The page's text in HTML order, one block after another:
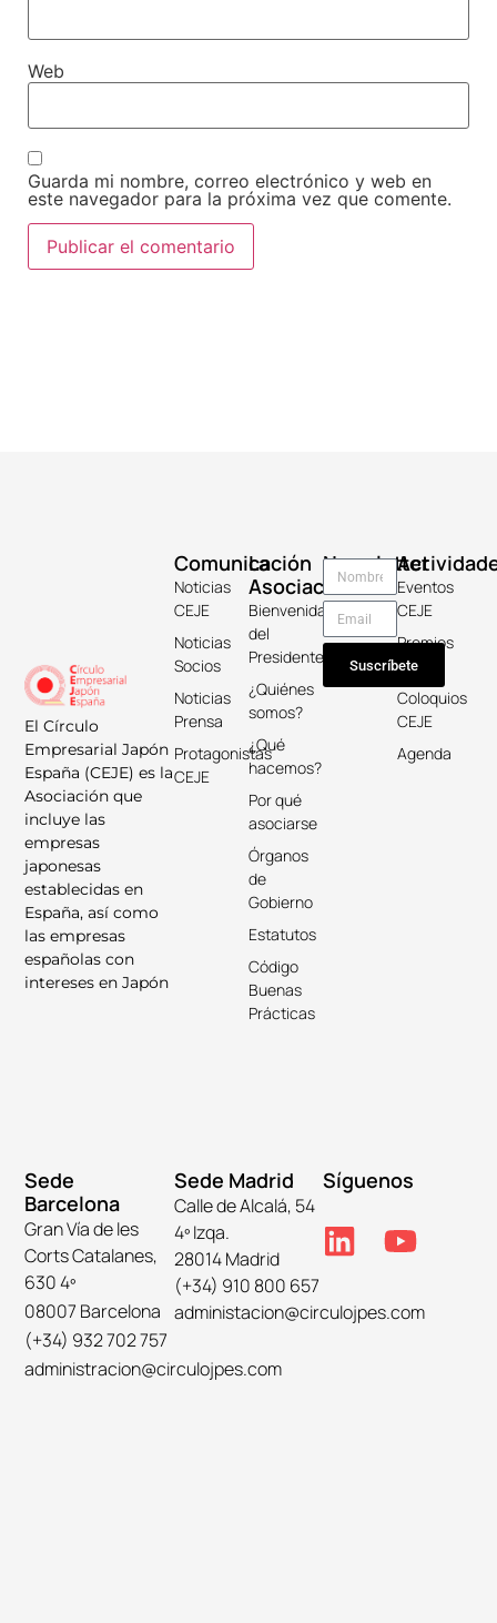
Web
Guarda mi nombre, correo electrónico y web en
este navegador para la próxima vez que comente.
El Círculo
Empresarial Japón
España (CEJE) es la
Asociación que
incluye las
empresas
japonesas
establecidas en
España, así como
las empresas
españolas con
intereses en Japón
La
Asociación
Bienvenida
del
Presidente
¿Quiénes
somos?
¿Qué
hacemos?
Por qué
asociarse
Órganos
de
Gobierno
Estatutos
Código
Buenas
Prácticas
Comunicación
Noticias
CEJE
Noticias
Socios
Noticias
Prensa
Protagonistas
CEJE
Eventos
CEJE
Premios
Keicho
Coloquios
CEJE
Agenda
Newsletter
Suscríbete
Sede
Barcelona
Gran Vía de les
Corts Catalanes,
630 4º
08007 Barcelona
(+34) 932 702 757
administracion@circulojpes.com
Sede Madrid
Calle de Alcalá, 54
4º Izqa.
28014 Madrid
(+34) 910 800 657
administacion@circulojpes.com
Síguenos